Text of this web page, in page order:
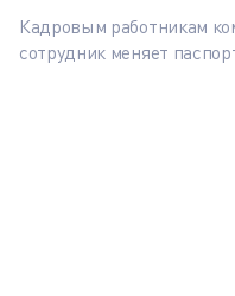
Кадровым работникам
сотрудник меняет